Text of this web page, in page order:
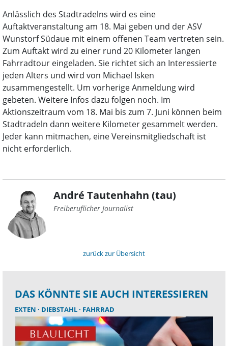
Anlässlich des Stadtradelns wird es eine
Auftaktveranstaltung am 18. Mai geben und der ASV
Wunstorf Südaue mit einem offenen Team vertreten sein.
Zum Auftakt wird zu einer rund 20 Kilometer langen
Fahrradtour eingeladen. Sie richtet sich an Interessierte
jeden Alters und wird von Michael Isken
zusammengestellt. Um vorherige Anmeldung wird
gebeten. Weitere Infos dazu folgen noch. Im
Aktionszeitraum vom 18. Mai bis zum 7. Juni können beim
Stadtradeln dann weitere Kilometer gesammelt werden.
Jeder kann mitmachen, eine Vereinsmitgliedschaft ist
nicht erforderlich.
André Tautenhahn (tau)
Freiberuflicher Journalist
zurück zur Übersicht
DAS KÖNNTE SIE AUCH INTERESSIEREN
EXTEN DIEBSTAHL FAHRRAD